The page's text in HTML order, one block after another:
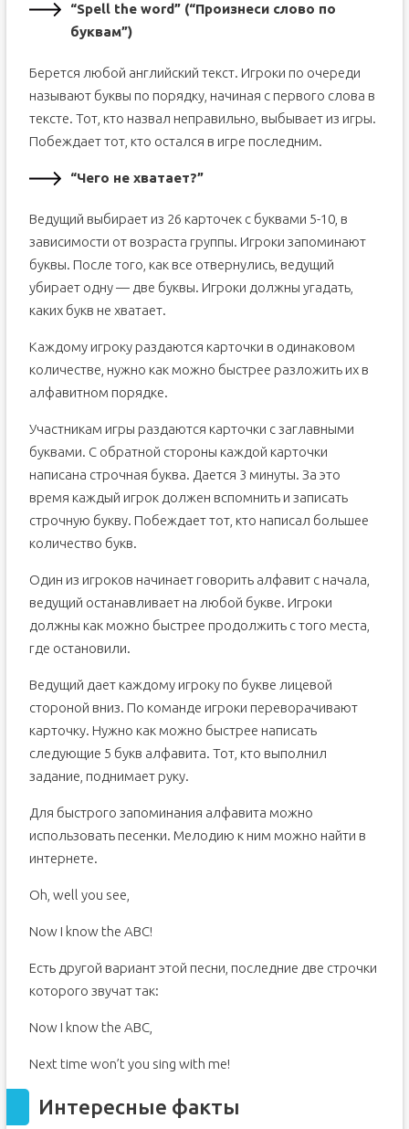
“Spell the word” (“Произнеси слово по
буквам”)
Берется любой английский текст. Игроки по очереди
называют буквы по порядку, начиная с первого слова в
тексте. Тот, кто назвал неправильно, выбывает из игры.
Побеждает тот, кто остался в игре последним.
“Чего не хватает?”
Ведущий выбирает из 26 карточек с буквами 5-10, в
зависимости от возраста группы. Игроки запоминают
буквы. После того, как все отвернулись, ведущий
убирает одну — две буквы. Игроки должны угадать,
каких букв не хватает.
Каждому игроку раздаются карточки в одинаковом
количестве, нужно как можно быстрее разложить их в
алфавитном порядке.
Участникам игры раздаются карточки с заглавными
буквами. С обратной стороны каждой карточки
написана строчная буква. Дается 3 минуты. За это
время каждый игрок должен вспомнить и записать
строчную букву. Побеждает тот, кто написал большее
количество букв.
Один из игроков начинает говорить алфавит с начала,
ведущий останавливает на любой букве. Игроки
должны как можно быстрее продолжить с того места,
где остановили.
Ведущий дает каждому игроку по букве лицевой
стороной вниз. По команде игроки переворачивают
карточку. Нужно как можно быстрее написать
следующие 5 букв алфавита. Тот, кто выполнил
задание, поднимает руку.
Для быстрого запоминания алфавита можно
использовать песенки. Мелодию к ним можно найти в
интернете.
Oh, well you see,
Now I know the ABC!
Есть другой вариант этой песни, последние две строчки
которого звучат так:
Now I know the ABC,
Next time won’t you sing with me!
Интересные факты